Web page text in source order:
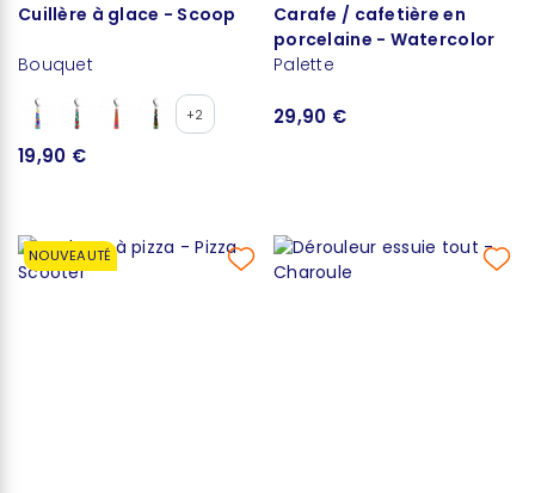
Cuillère à glace - Scoop
Bouquet
+2
19,90 €
Carafe / cafetière en
porcelaine - Watercolor
Palette
29,90 €
NOUVEAUTÉ